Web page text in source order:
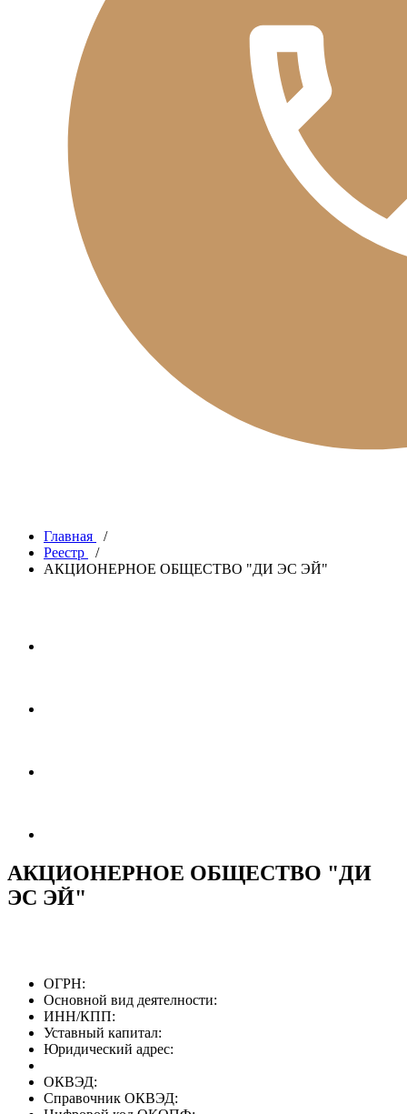
Главная
/
Реестр
/
АКЦИОНЕРНОЕ ОБЩЕСТВО "ДИ ЭС ЭЙ"
АКЦИОНЕРНОЕ ОБЩЕСТВО "ДИ
ЭС ЭЙ"
ОГРН:
Основной вид деятелности:
ИНН/КПП:
Уставный капитал:
Юридический адрес:
ОКВЭД:
Справочник ОКВЭД: